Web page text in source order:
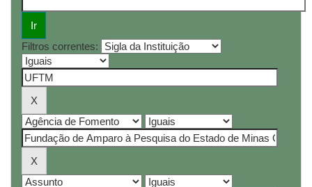
Filtros correntes: